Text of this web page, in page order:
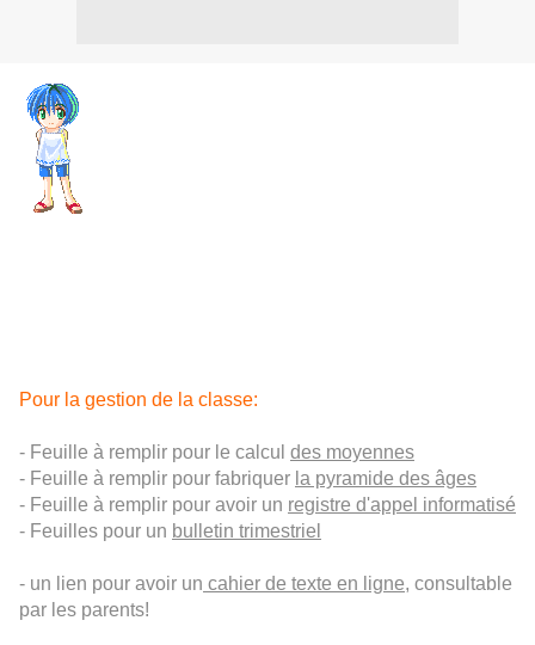
Pour la gestion de la classe:
- Feuille à remplir pour le calcul des moyennes
- Feuille à remplir pour fabriquer la pyramide des âges
- Feuille à remplir pour avoir un registre d'appel informatisé
- Feuilles pour un bulletin trimestriel
- un lien pour avoir un cahier de texte en ligne, consultable
par les parents!